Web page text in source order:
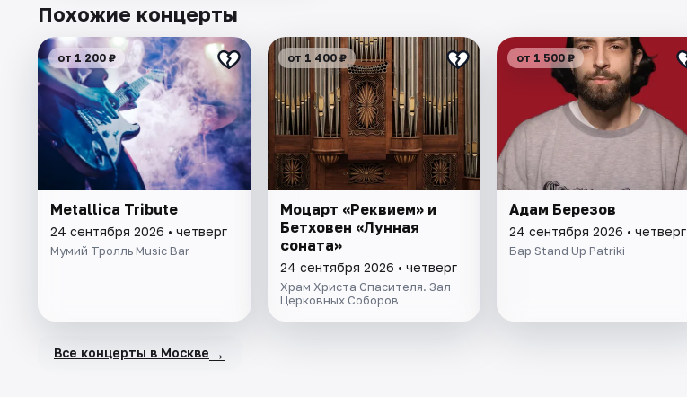
Похожие концерты
от 1 200 ₽
Metallica Tribute
24 сентября 2026 • четверг
Мумий Тролль Music Bar
от 1 400 ₽
Моцарт «Реквием» и
Бетховен «Лунная
соната»
24 сентября 2026 • четверг
Храм Христа Спасителя. Зал
Церковных Соборов
от 1 500 ₽
Адам Березов
24 сентября 2026 • четверг
Бар Stand Up Patriki
Все концерты в Москве →